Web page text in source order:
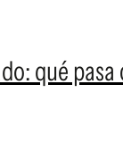
qué pasa